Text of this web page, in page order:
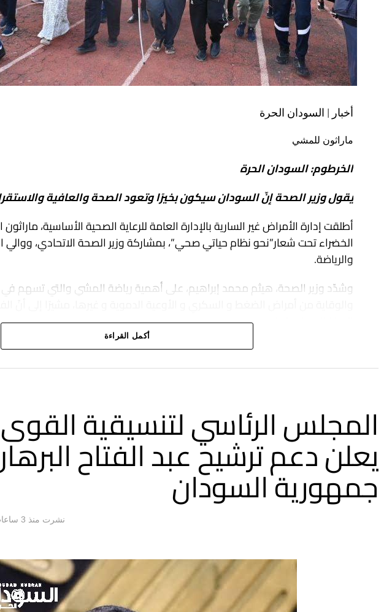
أخبار | السودان الحرة
ماراثون للمشي
الخرطوم: السودان الحرة
يقول وزير الصحة إنّ السودان سيكون بخيرًا وتعود الصحة والعافية
أطلقت إدارة الأمراض غير السارية بالإدارة العامة للرعاية الصحية الأساسية،
الخضراء تحت شعار”نحو نظام حياتي صحي”، بمشاركة وزير الصحة الاتحادي، ووالي
والرياضة.
وشدّد وزير الصحة، هيثم محمد إبراهيم، على أهمية رياضة المشي والتي تسهم في
وأضاف” هذه رسالة أننا بخير والخرطوم بخير على الرغم من المعاناة”.
أكمل القراءة
المجلس الرئاسي لتنسيقية
يعلن دعم ترشيح عبد الفتاح
جمهورية السودان
نشرت منذ 3 ساعات